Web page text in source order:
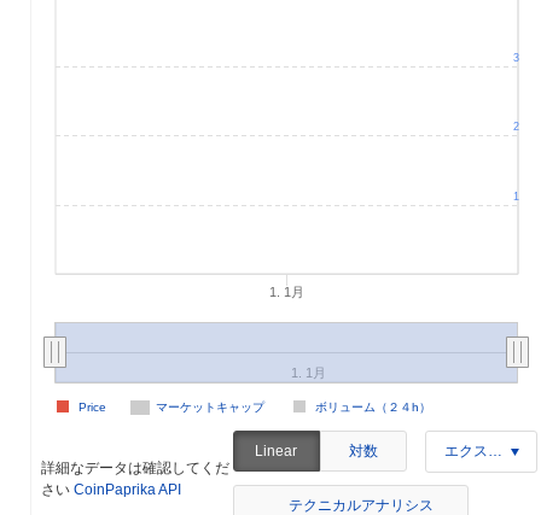
1. 1月
マーケットキャップ ボリューム（２４h）
Price
1. 1月
1
2
3
詳細なデータは確認してくだ
さい CoinPaprika API
Linear 対数 エクスポート
テクニカルアナリシス